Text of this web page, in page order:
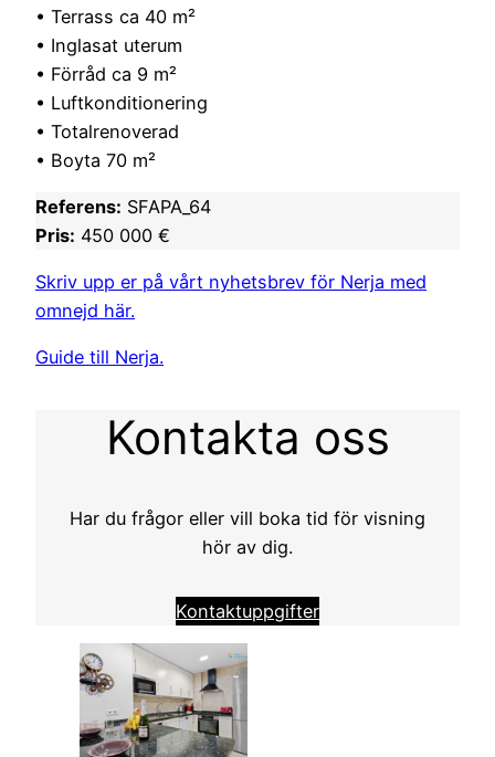
• Terrass ca 40 m²
• Inglasat uterum
• Förråd ca 9 m²
• Luftkonditionering
• Totalrenoverad
• Boyta 70 m²
Referens: SFAPA_64
Pris: 450 000 €
Skriv upp er på vårt nyhetsbrev för Nerja med
omnejd här.
Guide till Nerja.
Kontakta oss
Har du frågor eller vill boka tid för visning
hör av dig.
Kontaktuppgifter